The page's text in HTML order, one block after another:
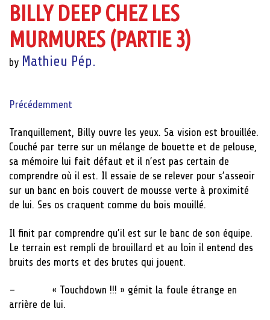
BILLY DEEP CHEZ LES
MURMURES (PARTIE 3)
by Mathieu Pép.
Précédemment
Tranquillement, Billy ouvre les yeux. Sa vision est brouillée.
Couché par terre sur un mélange de bouette et de pelouse,
sa mémoire lui fait défaut et il n’est pas certain de
comprendre où il est. Il essaie de se relever pour s’asseoir
sur un banc en bois couvert de mousse verte à proximité
de lui. Ses os craquent comme du bois mouillé.
Il finit par comprendre qu’il est sur le banc de son équipe.
Le terrain est rempli de brouillard et au loin il entend des
bruits des morts et des brutes qui jouent.
– « Touchdown !!! » gémit la foule étrange en
arrière de lui.